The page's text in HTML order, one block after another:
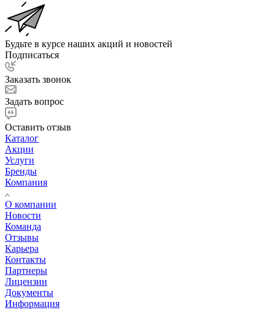
Будьте в курсе наших акций и новостей
Подписаться
Заказать звонок
Задать вопрос
Оставить отзыв
Каталог
Акции
Услуги
Бренды
Компания
О компании
Новости
Команда
Отзывы
Карьера
Контакты
Партнеры
Лицензии
Документы
Информация